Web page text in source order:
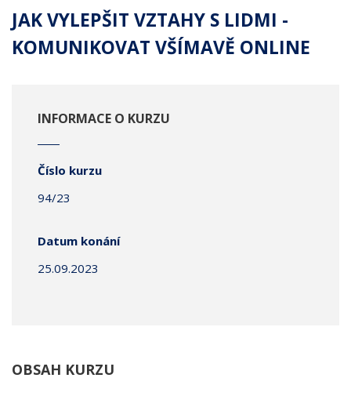
JAK VYLEPŠIT VZTAHY S LIDMI -
KOMUNIKOVAT VŠÍMAVĚ ONLINE
INFORMACE O KURZU
Číslo kurzu
94/23
Datum konání
25.09.2023
OBSAH KURZU